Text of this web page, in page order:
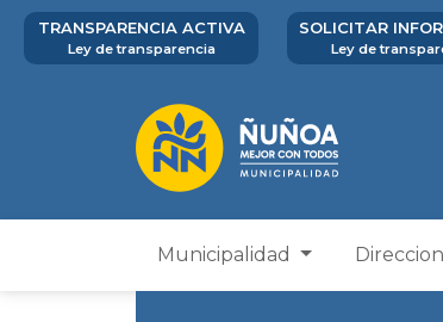
TRANSPARENCIA ACTIVA
Ley de transparencia
SOLICITAR
Ley de
Municipalidad